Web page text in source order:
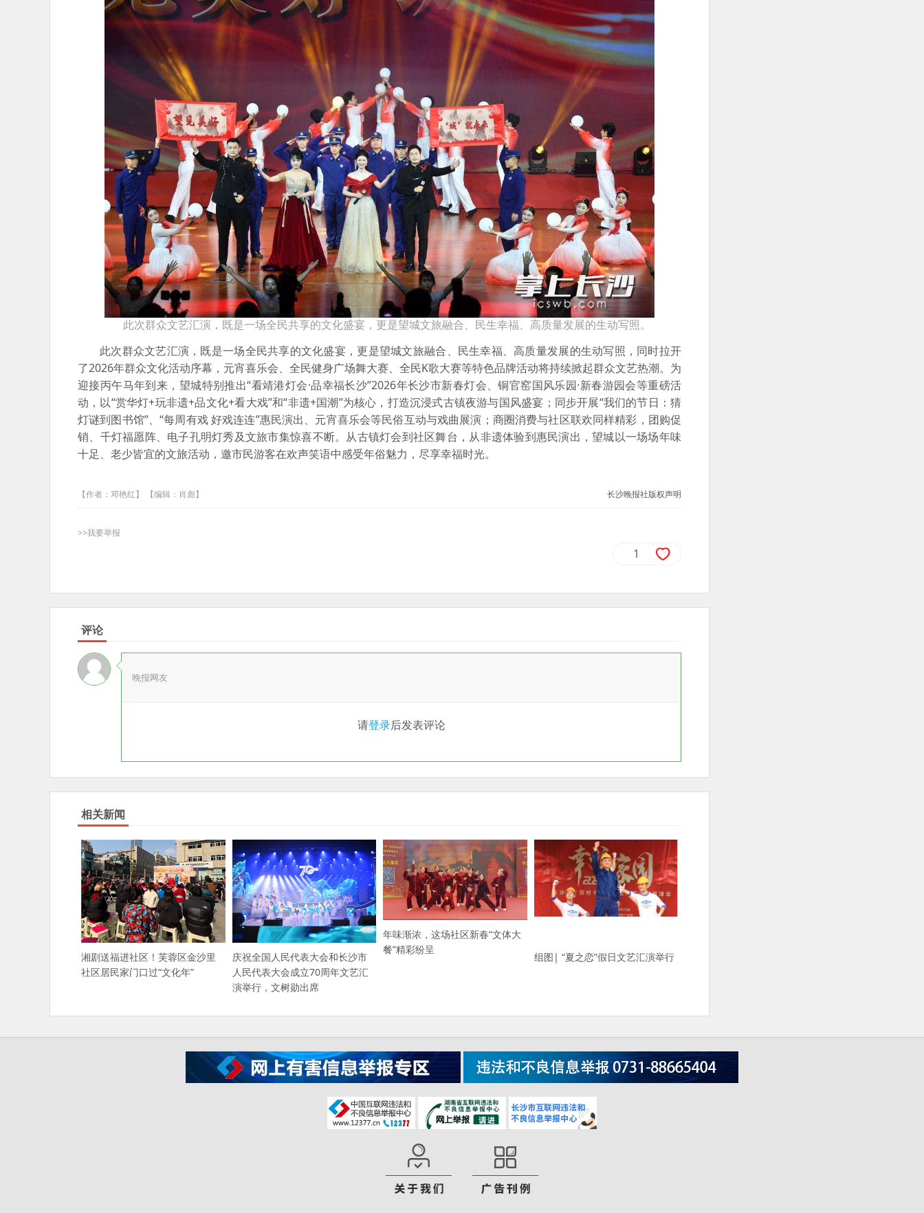
此次群众文艺汇演，既是一场全民共享的文化盛宴，更是望城文旅融合、民生幸福、高质量发展的生动写照。
此次群众文艺汇演，既是一场全民共享的文化盛宴，更是望城文旅融合、民生幸福、高质量发展的生动写照，同时拉开
了2026年群众文化活动序幕，元宵喜乐会、全民健身广场舞大赛、全民K歌大赛等特色品牌活动将持续掀起群众文艺热潮。为
迎接丙午马年到来，望城特别推出“看靖港灯会·品幸福长沙”2026年长沙市新春灯会、铜官窑国风乐园·新春游园会等重磅活
动，以“赏华灯+玩非遗+品文化+看大戏”和“非遗+国潮”为核心，打造沉浸式古镇夜游与国风盛宴；同步开展“我们的节日：猜
灯谜到图书馆”、“每周有戏 好戏连连”惠民演出、元宵喜乐会等民俗互动与戏曲展演；商圈消费与社区联欢同样精彩，团购促
销、千灯福愿阵、电子孔明灯秀及文旅市集惊喜不断。从古镇灯会到社区舞台，从非遗体验到惠民演出，望城以一场场年味
十足、老少皆宜的文旅活动，邀市民游客在欢声笑语中感受年俗魅力，尽享幸福时光。
【作者：邓艳红】 【编辑：肖彪】 长沙晚报社版权声明
>>我要举报
1
评论
晚报网友
请登录后发表评论
相关新闻
湘剧送福进社区！芙蓉区金沙里
社区居民家门口过“文化年”
​庆祝全国人民代表大会和长沙市
人民代表大会成立70周年文艺汇
演举行，文树勋出席
年味渐浓，这场社区新春“文体大
餐”精彩纷呈
组图| “夏之恋”假日文艺汇演举行